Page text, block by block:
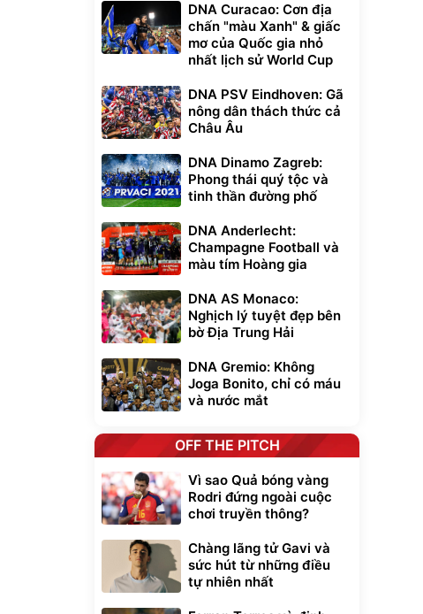
DNA Curacao: Cơn địa
chấn "màu Xanh" & giấc
mơ của Quốc gia nhỏ
nhất lịch sử World Cup
DNA PSV Eindhoven: Gã
nông dân thách thức cả
Châu Âu
DNA Dinamo Zagreb:
Phong thái quý tộc và
tinh thần đường phố
DNA Anderlecht:
Champagne Football và
màu tím Hoàng gia
DNA AS Monaco:
Nghịch lý tuyệt đẹp bên
bờ Địa Trung Hải
DNA Gremio: Không
Joga Bonito, chỉ có máu
và nước mắt
OFF THE PITCH
Vì sao Quả bóng vàng
Rodri đứng ngoài cuộc
chơi truyền thông?
Chàng lãng tử Gavi và
sức hút từ những điều
tự nhiên nhất